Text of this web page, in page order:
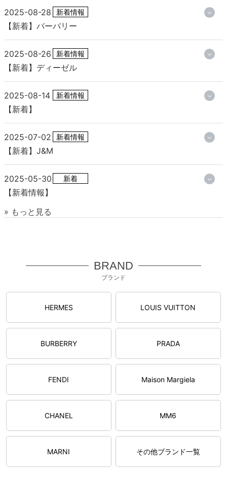
2025-08-28 新着情報
【新着】バーバリー
2025-08-26 新着情報
【新着】ディーゼル
2025-08-14 新着情報
【新着】
2025-07-02 新着情報
【新着】J&M
2025-05-30 新着
【新着情報】
» もっと見る
BRAND
ブランド
HERMES LOUIS VUITTON
BURBERRY PRADA
FENDI Maison Margiela
CHANEL MM6
MARNI その他ブランド一覧